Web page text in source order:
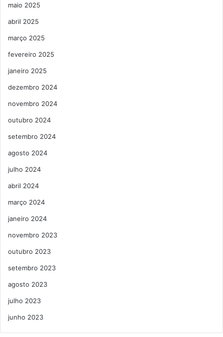
maio 2025
abril 2025
março 2025
fevereiro 2025
janeiro 2025
dezembro 2024
novembro 2024
outubro 2024
setembro 2024
agosto 2024
julho 2024
abril 2024
março 2024
janeiro 2024
novembro 2023
outubro 2023
setembro 2023
agosto 2023
julho 2023
junho 2023